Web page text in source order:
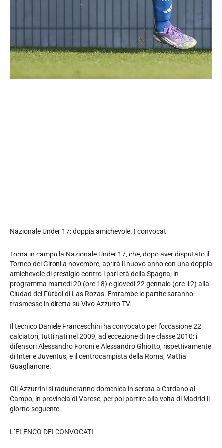
Nazionale Under 17: doppia amichevole. I convocati
Torna in campo la Nazionale Under 17, che, dopo aver disputato il
Torneo dei Gironi a novembre, aprirà il nuovo anno con una doppia
amichevole di prestigio contro i pari età della Spagna, in
programma martedì 20 (ore 18) e giovedì 22 gennaio (ore 12) alla
Ciudad del Fútbol di Las Rozas. Entrambe le partite saranno
trasmesse in diretta su Vivo Azzurro TV.
Il tecnico Daniele Franceschini ha convocato per l’occasione 22
calciatori, tutti nati nel 2009, ad eccezione di tre classe 2010: i
difensori Alessandro Foroni e Alessandro Ghiotto, rispettivamente
di Inter e Juventus, e il centrocampista della Roma, Mattia
Guaglianone.
Gli Azzurrini si raduneranno domenica in serata a Cardano al
Campo, in provincia di Varese, per poi partire alla volta di Madrid il
giorno seguente.
L’ELENCO DEI CONVOCATI